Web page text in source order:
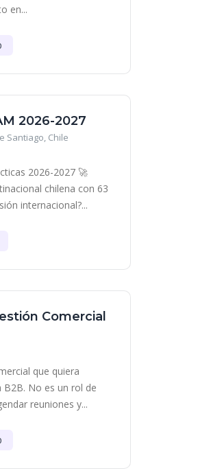
en...
2026-2027
Santiago, Chile
2026-2027 🚀
chilena con 63
internacional?...
Comercial
que quiera
No es un rol de
reuniones y...